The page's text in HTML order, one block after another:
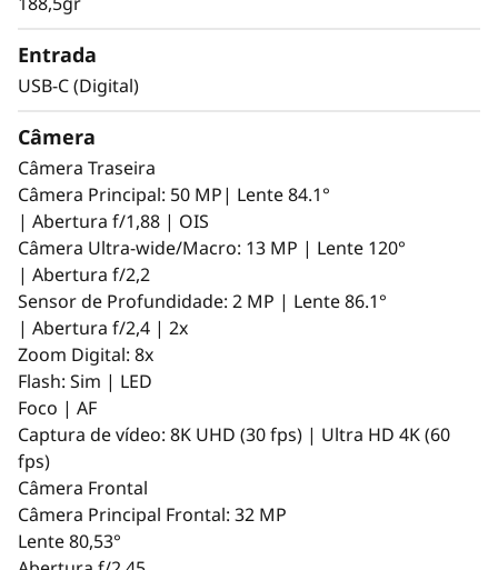
Entrada
USB-C (Digital)
Câmera
Câmera Traseira
Câmera Principal: 50 MP| Lente 84.1°
| Abertura f/1,88 | OIS
Câmera Ultra-wide/Macro: 13 MP | Lente 120°
| Abertura f/2,2
Sensor de Profundidade: 2 MP | Lente 86.1°
| Abertura f/2,4 | 2x
Zoom Digital: 8x
Flash: Sim | LED
Foco | AF
Captura de vídeo: 8K UHD (30 fps) | Ultra HD 4K (60
fps)
Câmera Frontal
Câmera Principal Frontal: 32 MP
Lente 80,53°